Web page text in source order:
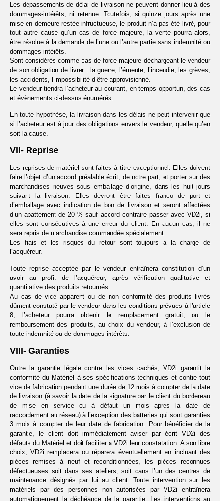
Les dépassements de délai de livraison ne peuvent donner lieu à des
dommages-intérêts, ni retenue. Toutefois, si quinze jours après une
mise en demeure restée infructueuse, le produit n’a pas été livré, pour
tout autre cause qu’un cas de force majeure, la vente pourra alors,
être résolue à la demande de l’une ou l’autre partie sans indemnité ou
dommages-intérêts.
Sont considérés comme cas de force majeure déchargeant le vendeur
de son obligation de livrer : la guerre, l’émeute, l’incendie, les grèves,
les accidents, l’impossibilité d’être approvisionné.
Le vendeur tiendra l’acheteur au courant, en temps opportun, des cas
et évènements ci-dessus énumérés.
En toute hypothèse, la livraison dans les délais ne peut intervenir que
si l’acheteur est à jour des obligations envers le vendeur, quelle qu’en
soit la cause.
VII- Reprise
Les reprises de matériel sont faites à titre exceptionnel. Elles doivent
faire l’objet d’un accord préalable écrit, de notre part, et porter sur des
marchandises neuves sous emballage d’origine, dans les huit jours
suivant la livraison. Elles devront être faites franco de port et
d’emballage avec indication de bon de livraison et seront affectées
d’un abattement de 20 % sauf accord contraire passer avec VD2i, si
elles sont consécutives à une erreur du client. En aucun cas, il ne
sera repris de marchandise commandée spécialement.
Les frais et les risques du retour sont toujours à la charge de
l’acquéreur.
Toute reprise acceptée par le vendeur entraînera constitution d’un
avoir au profit de l’acquéreur, après vérification qualitative et
quantitative des produits retournés.
Au cas de vice apparent ou de non conformité des produits livrés
dûment constaté par le vendeur dans les conditions prévues à l’article
8, l’acheteur pourra obtenir le remplacement gratuit, ou le
remboursement des produits, au choix du vendeur, à l’exclusion de
toute indemnité ou de dommages-intérêts.
VIII- Garanties
Outre la garantie légale contre les vices cachés, VD2i garantit la
conformité du Matériel à ses spécifications techniques et contre tout
vice de fabrication pendant une durée de 12 mois à compter de la date
de livraison (à savoir la date de la signature par le client du bordereau
de mise en service ou à défaut un mois après la date de
raccordement au réseau) à l’exception des batteries qui sont garanties
3 mois à compter de leur date de fabrication. Pour bénéficier de la
garantie, le client doit immédiatement aviser par écrit VD2i des
défauts du Matériel et doit faciliter à VD2i leur constatation. A son libre
choix, VD2i remplacera ou réparera éventuellement en incluant des
pièces remises à neuf et reconditionnées, les pièces reconnues
défectueuses soit dans ses ateliers, soit dans l’un des centres de
maintenance désignés par lui au client. Toute intervention sur les
matériels par des personnes non autorisées par VD2i entraînera
automatiquement la déchéance de la garantie. Les interventions au